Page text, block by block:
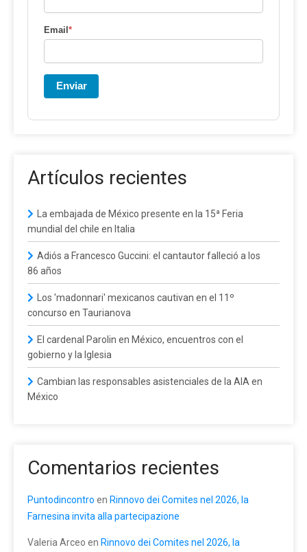
Email*
Enviar
Artículos recientes
La embajada de México presente en la 15ª Feria
mundial del chile en Italia
Adiós a Francesco Guccini: el cantautor falleció a los
86 años
Los 'madonnari' mexicanos cautivan en el 11º
concurso en Taurianova
El cardenal Parolin en México, encuentros con el
gobierno y la Iglesia
Cambian las responsables asistenciales de la AIA en
México
Comentarios recientes
Puntodincontro en Rinnovo dei Comites nel 2026, la
Farnesina invita alla partecipazione
Valeria Arceo en Rinnovo dei Comites nel 2026, la